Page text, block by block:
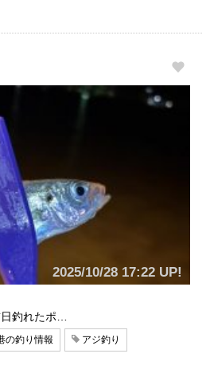
2025/10/28 17:22 UP!
釣れたポ…
の釣り情報 アジ釣り